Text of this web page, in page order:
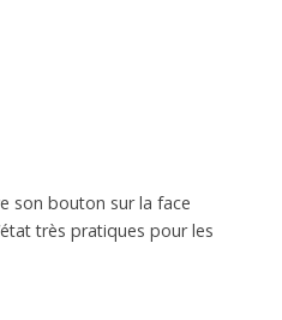
son bouton sur la face
très pratiques pour les